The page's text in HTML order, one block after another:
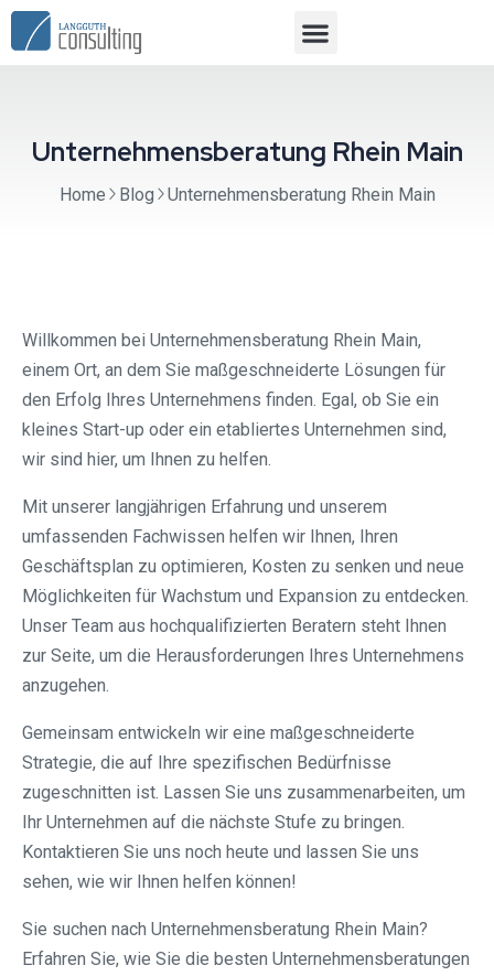
Unternehmensberatung Rhein Main
Home Blog Unternehmensberatung Rhein Main
Willkommen bei Unternehmensberatung Rhein Main,
einem Ort, an dem Sie maßgeschneiderte Lösungen für
den Erfolg Ihres Unternehmens finden. Egal, ob Sie ein
kleines Start-up oder ein etabliertes Unternehmen sind,
wir sind hier, um Ihnen zu helfen.
Mit unserer langjährigen Erfahrung und unserem
umfassenden Fachwissen helfen wir Ihnen, Ihren
Geschäftsplan zu optimieren, Kosten zu senken und neue
Möglichkeiten für Wachstum und Expansion zu entdecken.
Unser Team aus hochqualifizierten Beratern steht Ihnen
zur Seite, um die Herausforderungen Ihres Unternehmens
anzugehen.
Gemeinsam entwickeln wir eine maßgeschneiderte
Strategie, die auf Ihre spezifischen Bedürfnisse
zugeschnitten ist. Lassen Sie uns zusammenarbeiten, um
Ihr Unternehmen auf die nächste Stufe zu bringen.
Kontaktieren Sie uns noch heute und lassen Sie uns
sehen, wie wir Ihnen helfen können!
Sie suchen nach Unternehmensberatung Rhein Main?
Erfahren Sie, wie Sie die besten Unternehmensberatungen